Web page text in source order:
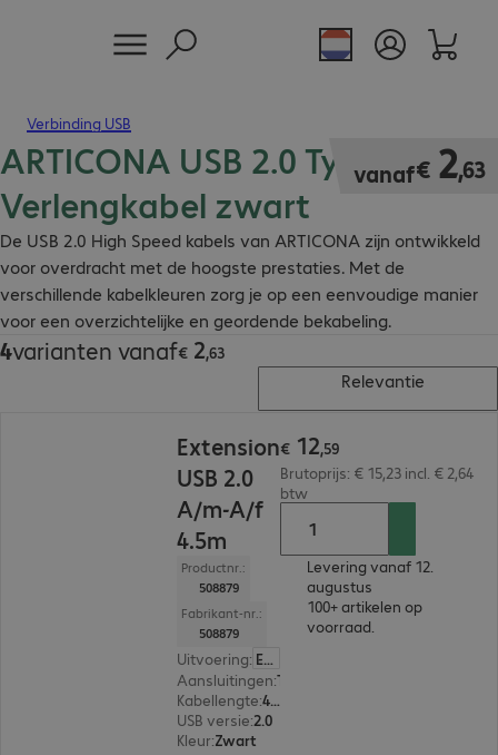
Verbinding USB
ARTICONA USB 2.0 Type A - B
Verlengkabel zwart
De USB 2.0 High Speed kabels van ARTICONA zijn ontwikkeld
voor overdracht met de hoogste prestaties. Met de
verschillende kabelkleuren zorg je op een eenvoudige manier
voor een overzichtelijke en geordende bekabeling.
vanaf€ 2,63
€ 2,63
4varianten vanaf€ 2,63
€ 2,63
Relevantie
Extension
USB 2.0
A/m-A/f
4.5m
Productnr.:
508879
Fabrikant-nr.:
508879
Uitvoering: Europa
Aansluitingen:
Kabellengte: 4,5 m
USB versie:2.0
Kleur:Zwart
€ 12,59
Brutoprijs: € 15,23 incl. € 2,64
btw
Levering vanaf 12.
augustus
100+ artikelen op
voorraad.